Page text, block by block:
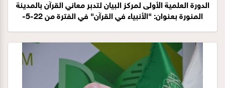
الدورة العلمية الأولى لمركز البيان لتدبر معاني القرآن بالمدينة
المنورة بعنوان: "الأنبياء في القرآن" في الفترة من 22-5-